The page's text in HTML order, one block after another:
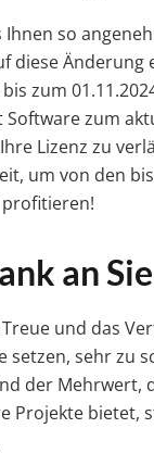
so
diese Änderung
zum
Software zum
Lizenz zu
um von den
an Sie
und das
setzen, sehr zu
der Mehrwert,
Projekte bietet,